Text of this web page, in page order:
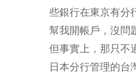
些銀行在東京有分
幫我開帳戶，沒問
但事實上，那只不
日本分行管理的台